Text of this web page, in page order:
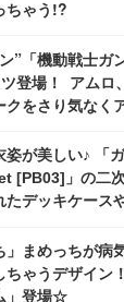
ちゃう!?
”「機動戦士ガ
登場！ アムロ
クをさり気なく
姿が美しい♪ 「
[PB03]」の二
たデッキケース
」まめっちが
ちゃうデザイン
」登場☆